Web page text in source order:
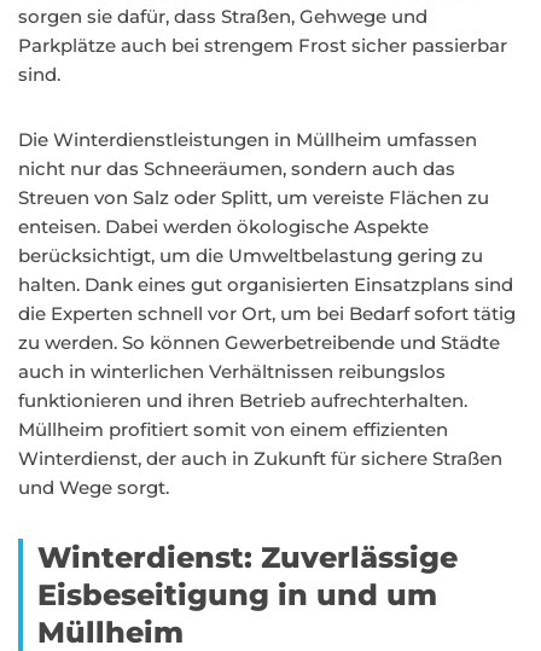
sorgen sie dafür, dass Straßen, Gehwege und
Parkplätze auch bei strengem Frost sicher passierbar
sind.
Die Winterdienstleistungen in Müllheim umfassen
nicht nur das Schneeräumen, sondern auch das
Streuen von Salz oder Splitt, um vereiste Flächen zu
enteisen. Dabei werden ökologische Aspekte
berücksichtigt, um die Umweltbelastung gering zu
halten. Dank eines gut organisierten Einsatzplans sind
die Experten schnell vor Ort, um bei Bedarf sofort tätig
zu werden. So können Gewerbetreibende und Städte
auch in winterlichen Verhältnissen reibungslos
funktionieren und ihren Betrieb aufrechterhalten.
Müllheim profitiert somit von einem effizienten
Winterdienst, der auch in Zukunft für sichere Straßen
und Wege sorgt.
Winterdienst: Zuverlässige
Eisbeseitigung in und um
Müllheim